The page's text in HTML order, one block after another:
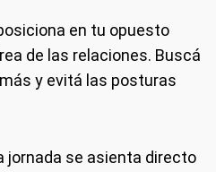
en tu opuesto
de las relaciones. Buscá
y evitá las posturas
jornada se asienta directo